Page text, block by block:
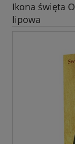
Ikona święta
lipowa